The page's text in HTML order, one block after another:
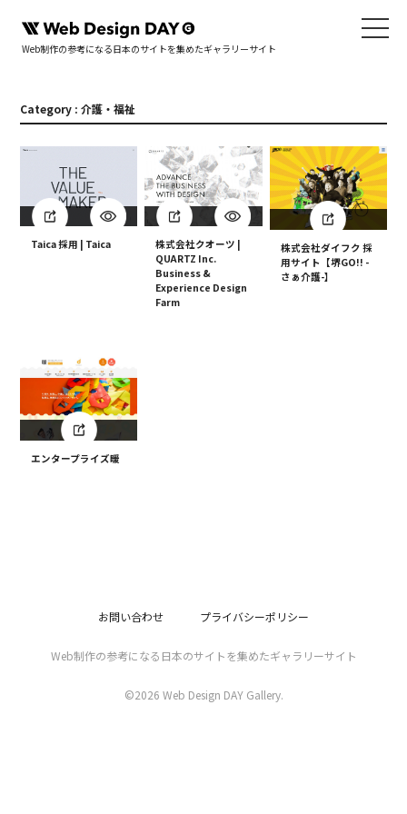
Web制作の参考になる日本のサイトを集めたギャラリーサイト
Category : 介護・福祉
Taica 採用 | Taica
株式会社クオーツ |
QUARTZ Inc.
Business &
Experience Design
Farm
株式会社ダイフク 採
用サイト【堺GO!! -
さぁ介護-】
エンタープライズ暖
お問い合わせ プライバシーポリシー
Web制作の参考になる日本のサイトを集めたギャラリーサイト
©2026 Web Design DAY Gallery.